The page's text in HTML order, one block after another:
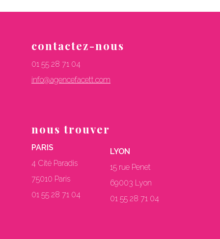
contactez-nous
01 55 28 71 04
info@agencefacett.com
nous trouver
PARIS
4 Cité Paradis
75010 Paris
01 55 28 71 04
LYON
15 rue Penet
69003 Lyon
01 55 28 71 04